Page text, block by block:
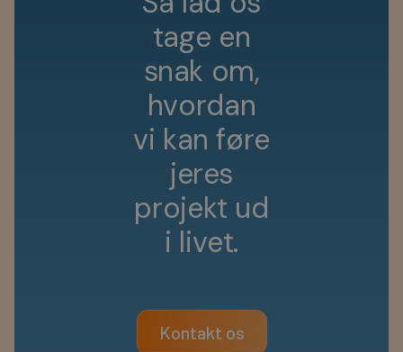
tage en
snak om,
hvordan
vi kan føre
jeres
projekt ud
i livet.
Kontakt os